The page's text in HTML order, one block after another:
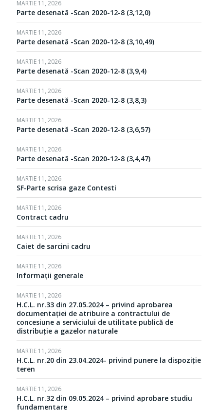
MARTIE 11, 2026
Parte desenată -Scan 2020-12-8 (3,12,0)
MARTIE 11, 2026
Parte desenată -Scan 2020-12-8 (3,10,49)
MARTIE 11, 2026
Parte desenată -Scan 2020-12-8 (3,9,4)
MARTIE 11, 2026
Parte desenată -Scan 2020-12-8 (3,8,3)
MARTIE 11, 2026
Parte desenată -Scan 2020-12-8 (3,6,57)
MARTIE 11, 2026
Parte desenată -Scan 2020-12-8 (3,4,47)
MARTIE 11, 2026
SF-Parte scrisa gaze Contesti
MARTIE 11, 2026
Contract cadru
MARTIE 11, 2026
Caiet de sarcini cadru
MARTIE 11, 2026
Informații generale
MARTIE 11, 2026
H.C.L. nr.33 din 27.05.2024 – privind aprobarea
documentației de atribuire a contractului de
concesiune a serviciului de utilitate publică de
distribuție a gazelor naturale
MARTIE 11, 2026
H.C.L. nr.20 din 23.04.2024- privind punere la dispoziție
teren
MARTIE 11, 2026
H.C.L. nr.32 din 09.05.2024 – privind aprobare studiu
fundamentare